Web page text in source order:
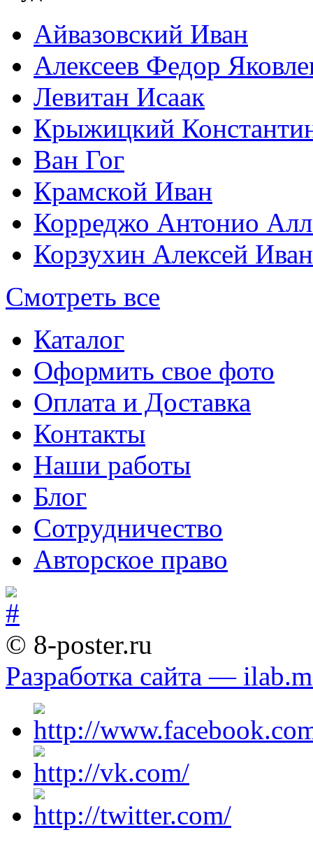
Айвазовский Иван
Алексеев Федор
Левитан Исаак
Крыжицкий
Ван Гог
Крамской Иван
Корреджо Антонио
Корзухин Алексей
Смотреть все
Каталог
Оформить свое фото
Оплата и Доставка
Контакты
Наши работы
Блог
Сотрудничество
Авторское право
© 8-poster.ru
Разработка сайта —